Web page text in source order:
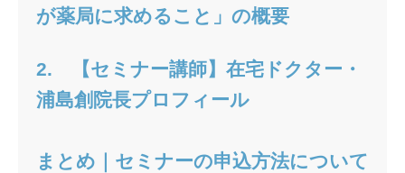
が薬局に求めること」の概要
2. 【セミナー講師】在宅ドクター・
浦島創院長プロフィール
まとめ｜セミナーの申込方法について